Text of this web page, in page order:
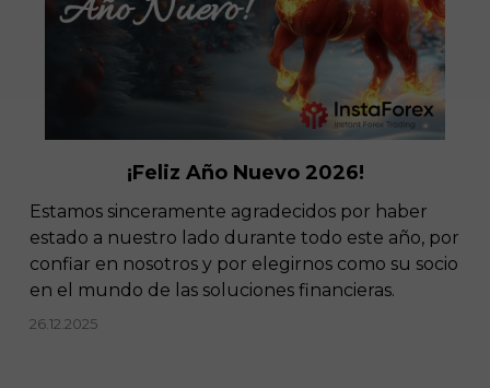
¡Feliz Año Nuevo 2026!
Estamos sinceramente agradecidos por haber
estado a nuestro lado durante todo este año, por
confiar en nosotros y por elegirnos como su socio
en el mundo de las soluciones financieras.
26.12.2025